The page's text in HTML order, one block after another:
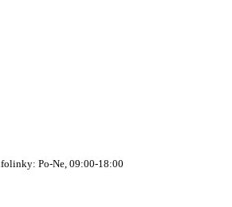
Po-Ne, 09:00-18:00